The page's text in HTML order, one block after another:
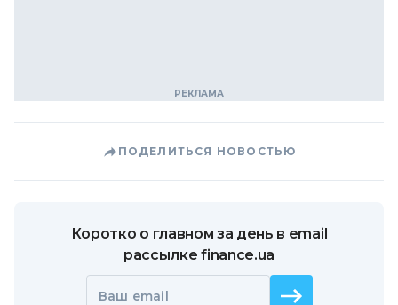
ПОДЕЛИТЬСЯ НОВОСТЬЮ
Коротко о главном за день в email
рассылке finance.ua
Ваш email